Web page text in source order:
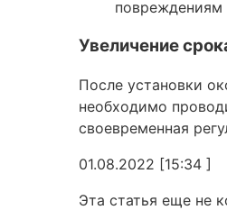
повреждениям
Увеличение
После установки
необходимо
своевременная
01.08.2022 [15:34 ]
Эта статья еще не